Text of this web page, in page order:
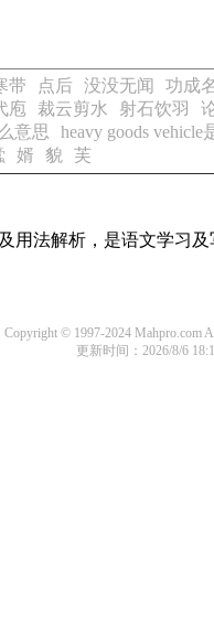
带 点后 没没无闻 功成
庖 裁云剪水 射石饮羽
意思 heavy goods vehicle
婿 貌 芙
用法解析，是语文学习及
Copyright © 1997-2024 Mahpro.com
更新时间：2026/8/6